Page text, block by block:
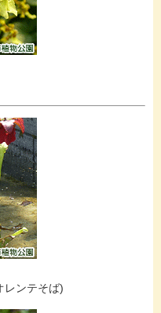
レンテそば)